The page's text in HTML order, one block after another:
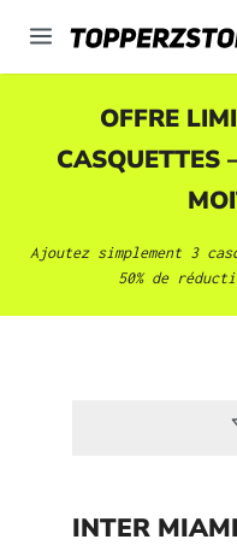
principal
OFFRE
CASQUETTES
Ajoutez simplement 3
50% de
INTER